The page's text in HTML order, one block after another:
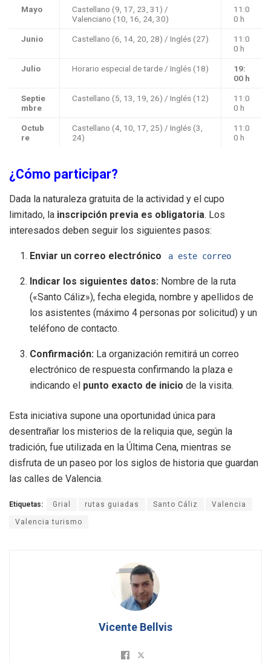
Mayo
Castellano (9, 17, 23, 31) /
Valenciano (10, 16, 24, 30)
11:0
0 h
Junio Castellano (6, 14, 20, 28) / Inglés (27)
11:0
0 h
Julio Horario especial de tarde / Inglés (18)
19:
00 h
Septie
mbre
Castellano (5, 13, 19, 26) / Inglés (12)
11:0
0 h
Octub
re
Castellano (4, 10, 17, 25) / Inglés (3,
24)
11:0
0 h
¿Cómo participar?
Dada la naturaleza gratuita de la actividad y el cupo
limitado, la inscripción previa es obligatoria. Los
interesados deben seguir los siguientes pasos:
Enviar un correo electrónico a este correo
Indicar los siguientes datos: Nombre de la ruta
(«Santo Cáliz»), fecha elegida, nombre y apellidos de
los asistentes (máximo 4 personas por solicitud) y un
teléfono de contacto.
Confirmación: La organización remitirá un correo
electrónico de respuesta confirmando la plaza e
indicando el punto exacto de inicio de la visita.
Esta iniciativa supone una oportunidad única para
desentrañar los misterios de la reliquia que, según la
tradición, fue utilizada en la Última Cena, mientras se
disfruta de un paseo por los siglos de historia que guardan
las calles de Valencia.
Etiquetas: Grial rutas guiadas Santo Cáliz Valencia
Valencia turismo
Vicente Bellvis